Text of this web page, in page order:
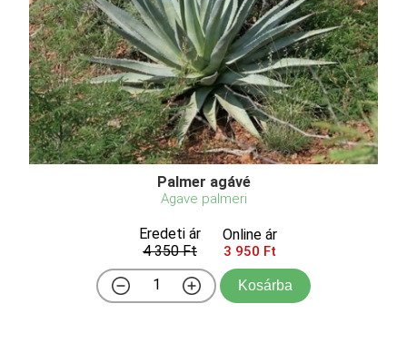
Palmer agávé
Agave palmeri
Eredeti ár
4 350 Ft
Online ár
3 950 Ft
Kosárba